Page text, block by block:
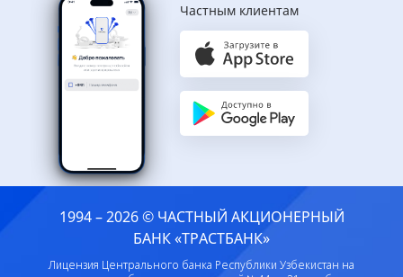
Частным клиентам
1994 – 2026 © ЧАСТНЫЙ АКЦИОНЕРНЫЙ
БАНК «ТРАСТБАНК»
Лицензия Центрального банка Республики Узбекистан на